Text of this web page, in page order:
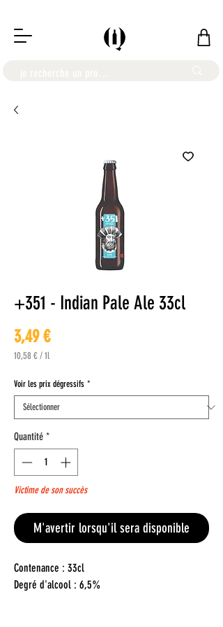
+351 - Indian Pale Ale 33cl
3,49 €Prix
10,58 €/1l
pour
Litre
Voir les prix dégressifs *
Quantité *
Victime de son succès
M'avertir lorsqu'il sera disponible
Contenance : 33cl
Degré d'alcool : 6,5%